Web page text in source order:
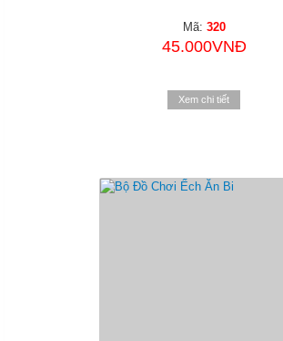
Mã: 320
45.000VNĐ
Xem chi tiết